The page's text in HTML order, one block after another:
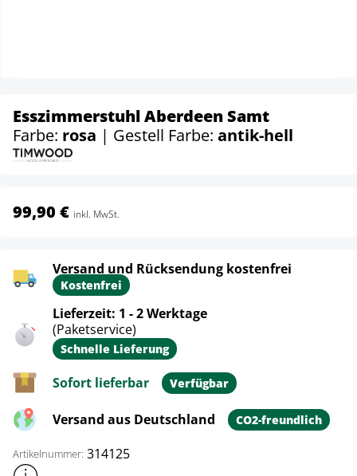
Esszimmerstuhl Aberdeen Samt
Farbe: rosa | Gestell Farbe: antik-hell
99,90 € inkl. MwSt.
Versand und Rücksendung kostenfrei
Kostenfrei
Lieferzeit: 1 - 2 Werktage
(Paketservice)
Schnelle Lieferung
Sofort lieferbar Verfügbar
Versand aus Deutschland CO2-freundlich
Artikelnummer: 314125
Weitere Produktinformationen anzeigen